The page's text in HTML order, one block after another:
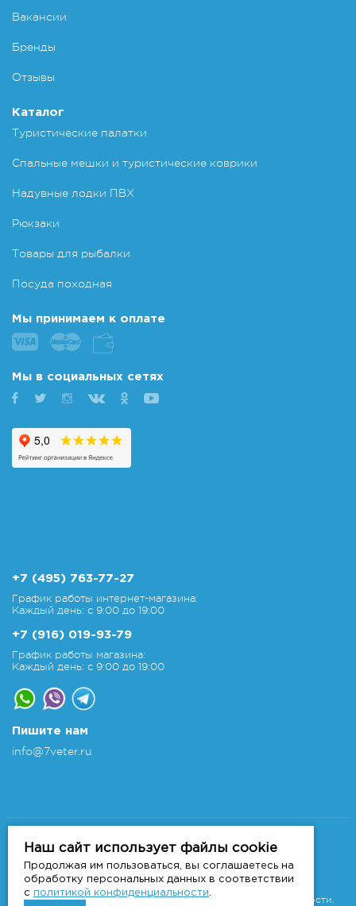
Вакансии
Бренды
Отзывы
Каталог
Туристические палатки
Спальные мешки и туристические коврики
Надувные лодки ПВХ
Рюкзаки
Товары для рыбалки
Посуда походная
Мы принимаем к оплате
Мы в социальных сетях
+7 (495) 763-77-27
График работы интернет-магазина:
Каждый день: с 9:00 до 19:00
+7 (916) 019-93-79
График работы магазина:
Каждый день: с 9:00 до 19:00
Пишите нам
info@7veter.ru
Интернет-магазин "На Семи Ветрах". Все права
Информация не является публичной офертой, которая
определяется
положениями Статьи 437 ГК РФ.Политика конфиденциальности.
Наш сайт использует файлы cookie
Продолжая им пользоваться, вы соглашаетесь на
обработку персональных данных в соответствии
с политикой конфиденциальности